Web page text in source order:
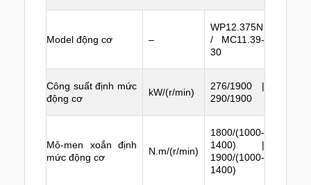
Model động cơ –
WP12.375N
/ MC11.39-
30
Công suất định mức
động cơ
kW/(r/min)
276/1900 |
290/1900
Mô-men xoắn định
mức động cơ
N.m/(r/min)
1800/(1000-
1400) |
1900/(1000-
1400)